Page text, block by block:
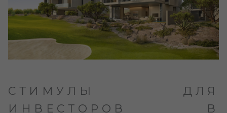
СТИМУЛЫ ДЛЯ
ИНВЕСТОРОВ В